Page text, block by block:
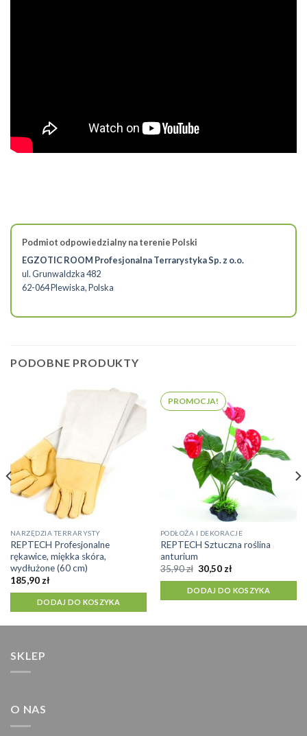
Podmiot odpowiedzialny na terenie Polski
EGZOTIC ROOM Profesjonalna Terrarystyka Sp. z o.o.
ul. Grunwaldzka 482
62-064 Plewiska, Polska
PODOBNE PRODUKTY
NARZĘDZIA TERRARYSTY
REPTECH Profesjonalne
rękawice, miękka skóra,
wydłużone (60 cm)
185,90 zł
DODAJ DO KOSZYKA
PROMOCJA!
PODŁOŻA I DEKORACJE
REPTECH Sztuczna roślina
anturium
35,90zł Pierwotna
cena
wynosiła:
35,90 zł.
30,50 złAktualna
wynosi:
30,50 zł.
DODAJ DO KOSZYKA
SKLEP
O NAS